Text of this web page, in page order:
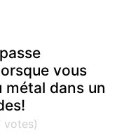
vous
métal dans un